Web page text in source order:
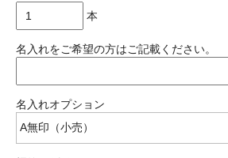
本
名入れをご希望の方はご記載ください。
名入れオプション